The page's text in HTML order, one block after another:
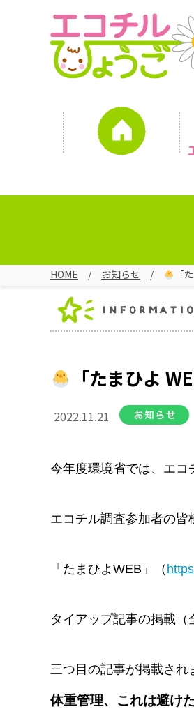
HOME お知らせ 「
「たまひよ
2022.11.21
今年度環境省では、エコ
エコチル調査参加者の皆
「たまひよWEB」（
タイアップ記事の掲載（
三つ目の記事が掲載され
体重管理、これは避け